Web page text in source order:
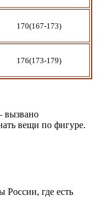
170(167-173)
176(173-179)
вещи по фигуре.
где есть